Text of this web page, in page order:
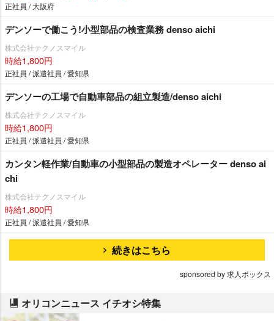
正社員 / 大阪府
デンソーで働こう!小型部品の検査業務 denso aichi
株式会社テクノスマイル
時給1,800円
正社員 / 派遣社員 / 愛知県
デンソーの工場で自動車部品の組立製造/denso aichi
株式会社テクノスマイル
時給1,800円
正社員 / 派遣社員 / 愛知県
カンタン軽作業/自動車の小型部品の製造オペレーター denso ai
chi
株式会社テクノスマイル
時給1,800円
正社員 / 派遣社員 / 愛知県
続きはこちら
sponsored by 求人ボックス
オリコンニュース イチオシ特集